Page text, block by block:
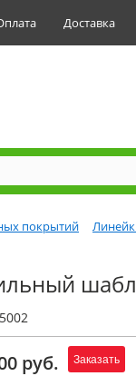
Доставка
покрытий
руб. Заказать